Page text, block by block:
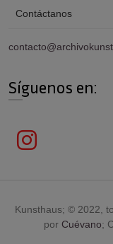
Contáctanos
Síguenos en:
Kunsthaus; © 2022,
por Cuévano;